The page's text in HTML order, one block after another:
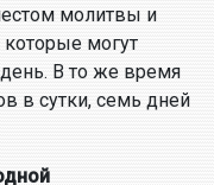
молитвы и
могут
В то же время
в сутки, семь дней